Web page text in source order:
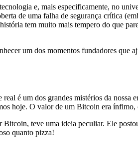
e, mais especificamente, no
de uma falha de segurança crítica
tem muito mais tempero do que
um dos momentos fundadores
é um dos grandes mistérios da nossa
hoje. O valor de um Bitcoin era
teve uma ideia peculiar. Ele
quanto pizza!